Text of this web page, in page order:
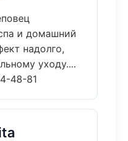
и домашний
надолго,
уходу....
48-81